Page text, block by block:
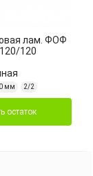
лам. ФОФ
120
мм 2/2
остаток